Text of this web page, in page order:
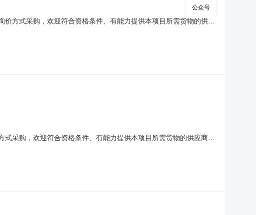
方式采购，欢迎符合资格条件、有能力提供本项目所需货物的供应
100000注：柴油总量为杨凌渭河采砂有限责任公司和杨凌示范区
采购，欢迎符合资格条件、有能力提供本项目所需货物的供应商参
注：柴油总量为杨凌渭河采砂有限责任公司和杨凌示范区农科新
公众号